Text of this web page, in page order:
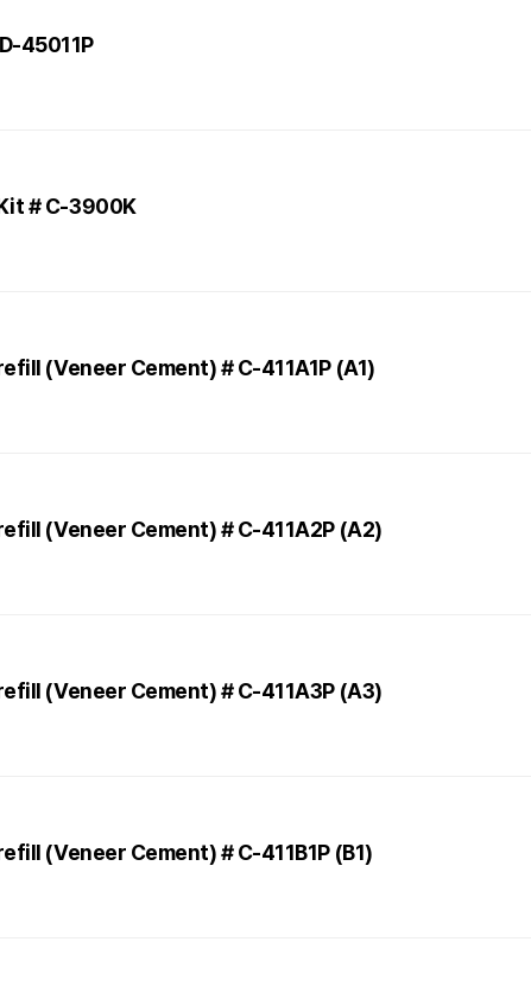
45011P
# C-3900K
(Veneer Cement) # C-411A1P (A1)
(Veneer Cement) # C-411A2P (A2)
(Veneer Cement) # C-411A3P (A3)
(Veneer Cement) # C-411B1P (B1)